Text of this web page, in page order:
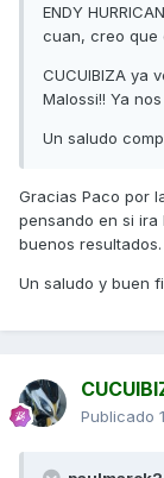
ENDY
cuan, creo que
CUCUIBIZA ya
Malossi!! Ya
Un saludo
Gracias Paco por
pensando en si ira
buenos resultados.
Un saludo y buen
Publicado